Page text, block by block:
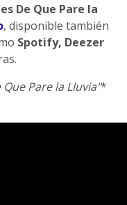
De Que Pare la
, disponible también
Spotify, Deezer
Que Pare la Lluvia"*